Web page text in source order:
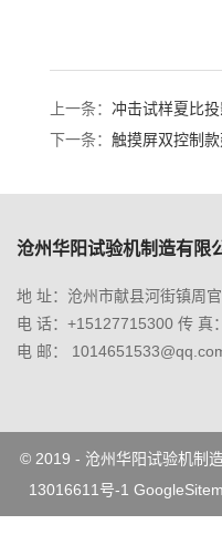
上一条： 冲击试样夏比
下一条： 触摸屏双控制
沧州华阳试验机制造有限
地 址：沧州市献县河街镇周
电 话：+15127715300 传 真
电 邮：
© 2019 - 沧州华阳试验机制
13016611号-1